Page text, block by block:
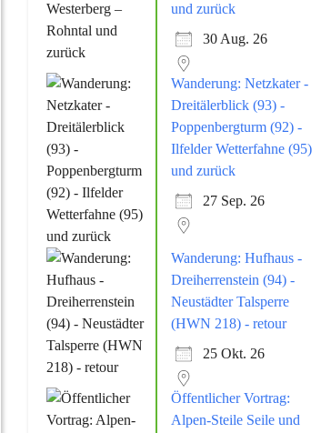
und zurück
30 Aug. 26
Wanderung: Netzkater -
Dreitälerblick (93) -
Poppenbergturm (92) -
Ilfelder Wetterfahne (95)
und zurück
27 Sep. 26
Wanderung: Hufhaus -
Dreiherrenstein (94) -
Neustädter Talsperre
(HWN 218) - retour
25 Okt. 26
Öffentlicher Vortrag:
Alpen-Steile Seile und